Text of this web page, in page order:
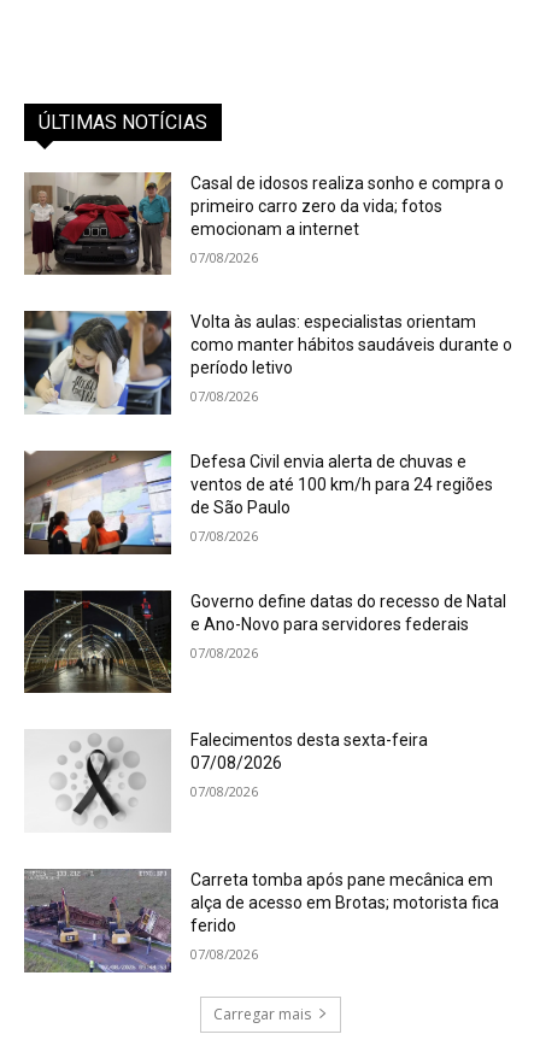
ÚLTIMAS NOTÍCIAS
Casal de idosos realiza sonho e compra o
primeiro carro zero da vida; fotos
emocionam a internet
07/08/2026
Volta às aulas: especialistas orientam
como manter hábitos saudáveis durante o
período letivo
07/08/2026
Defesa Civil envia alerta de chuvas e
ventos de até 100 km/h para 24 regiões
de São Paulo
07/08/2026
Governo define datas do recesso de Natal
e Ano-Novo para servidores federais
07/08/2026
Falecimentos desta sexta-feira
07/08/2026
07/08/2026
Carreta tomba após pane mecânica em
alça de acesso em Brotas; motorista fica
ferido
07/08/2026
Carregar mais